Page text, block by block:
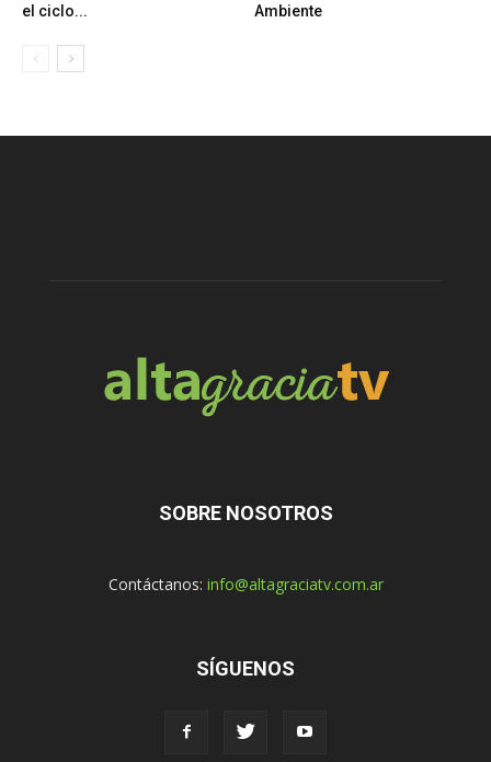
el ciclo...
Ambiente
SOBRE NOSOTROS
Contáctanos: info@altagraciatv.com.ar
SÍGUENOS